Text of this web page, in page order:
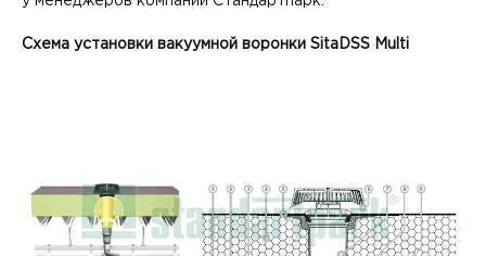
Схема установки вакуумной воронки SitaDSS Multi